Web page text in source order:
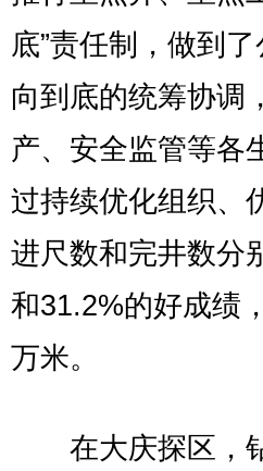
底”责任制，做到
向到底的统筹协调
产、安全监管等各
过持续优化组织、
进尺数和完井数分
和31.2%的好成绩
万米。
在大庆探区，钻